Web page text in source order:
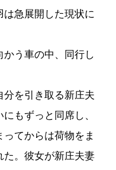
急展開した現状に
う車の中、同行し
を引き取る新庄夫
もずっと同席し、
てからは荷物をま
た。彼女が新庄夫妻